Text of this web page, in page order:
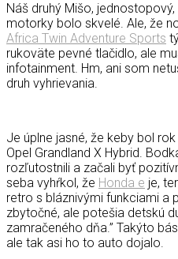
Náš druhý Mišo,
motorky bolo skvelé. Ale, že
Africa Twin Adventure Sports
rukoväte pevné tlačidlo, ale
infotainment. Hm, ani som
druh vyhrievania.
Je úplne jasné, že keby bol
Opel Grandland X Hybrid.
rozľutostnili a začali byť
seba vyhŕkol, že Honda e je,
retro s bláznivými funkciami a
zbytočné, ale potešia detskú
zamračeného dňa.” Takýto
ale tak asi ho to auto dojalo.